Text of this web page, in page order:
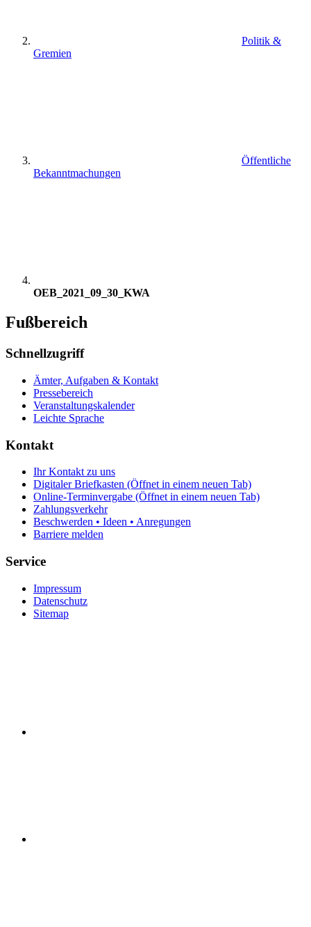
Politik &
Gremien
Öffentliche
Bekanntmachungen
OEB_2021_09_30_KWA
Fußbereich
Schnellzugriff
Ämter, Aufgaben & Kontakt
Pressebereich
Veranstaltungskalender
Leichte Sprache
Kontakt
Ihr Kontakt zu uns
Digitaler Briefkasten (Öffnet in einem neuen Tab)
Online-Terminvergabe (Öffnet in einem neuen Tab)
Zahlungsverkehr
Beschwerden • Ideen • Anregungen
Barriere melden
Service
Impressum
Datenschutz
Sitemap